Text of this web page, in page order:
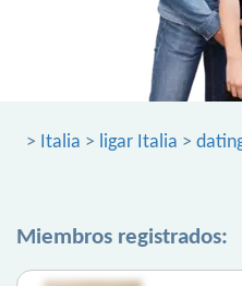
> Italia > ligar Italia >
Miembros registrados: